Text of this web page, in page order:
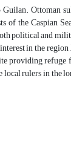
Ottoman
of the Caspian
political and
in the region
providing
rulers in the